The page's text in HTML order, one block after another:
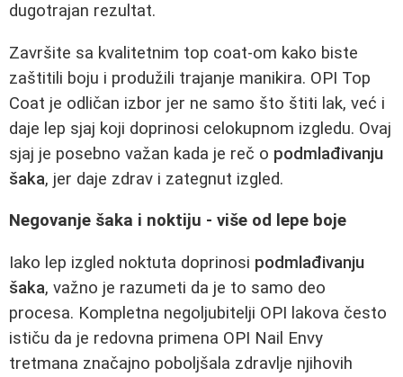
dugotrajan rezultat.
Završite sa kvalitetnim top coat-om kako biste
zaštitili boju i produžili trajanje manikira. OPI Top
Coat je odličan izbor jer ne samo što štiti lak, već i
daje lep sjaj koji doprinosi celokupnom izgledu. Ovaj
sjaj je posebno važan kada je reč o podmlađivanju
šaka, jer daje zdrav i zategnut izgled.
Negovanje šaka i noktiju - više od lepe boje
Iako lep izgled noktuta doprinosi podmlađivanju
šaka, važno je razumeti da je to samo deo
procesa. Kompletna negoljubitelji OPI lakova često
ističu da je redovna primena OPI Nail Envy
tretmana značajno poboljšala zdravlje njihovih